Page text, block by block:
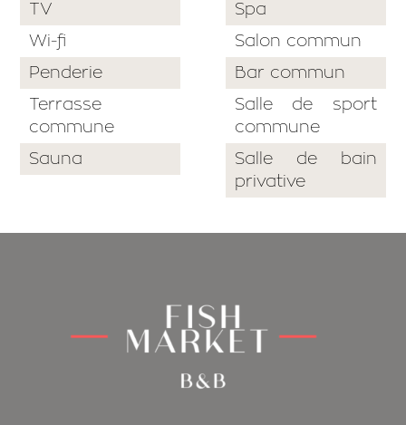
TV
Wi-fi
Penderie
Terrasse
commune
Sauna
Spa
Salon commun
Bar commun
Salle de sport
commune
Salle de bain
privative